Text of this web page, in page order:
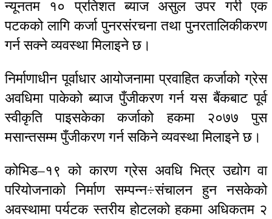
न्यूनतम १० प्रतिशत ब्याज असुल उपर गरी एक
पटकको लागि कर्जा पुनरसंरचना तथा पुनरतालिकीकरण
गर्न सक्ने व्यवस्था मिलाइने छ।
निर्माणाधीन पूर्वाधार आयोजनामा प्रवाहित कर्जाको ग्रेस
अवधिमा पाकेको ब्याज पुँजीकरण गर्न यस बैंकबाट पूर्व
स्वीकृति पाइसकेका कर्जाको हकमा २०७७ पुस
मसान्तसम्म पुँजीकरण गर्न सकिने व्यवस्था मिलाइने छ।
कोभिड–१९ को कारण ग्रेस अवधि भित्र उद्योग वा
परियोजनाको निर्माण सम्पन्न÷संचालन हुन नसकेको
अवस्थामा पर्यटक स्तरीय होटलको हकमा अधिकतम २